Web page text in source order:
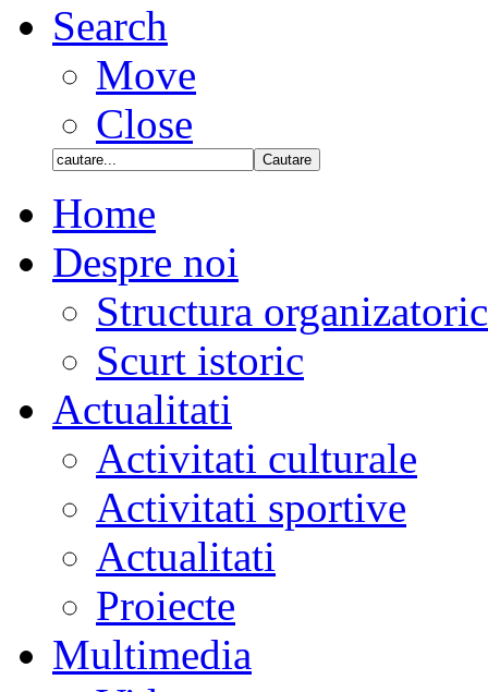
Search
Move
Close
Home
Despre noi
Structura
Scurt istoric
Actualitati
Activitati culturale
Activitati sportive
Actualitati
Proiecte
Multimedia